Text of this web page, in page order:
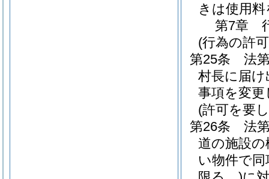
きは使用
第7章
(行為の許
第25条
法
村長に届
事項を変
(許可を要
第26条
法
道の施設
い物件で